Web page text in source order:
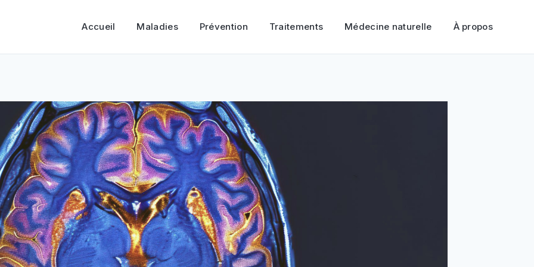
Accueil Maladies Prévention Traitements Médecine naturelle À propos